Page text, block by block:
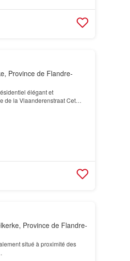
Province de Flandre-
élégant et
de la Vlaanderenstraat Cet
Province de Flandre-
situé à proximité des